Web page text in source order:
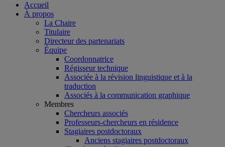
Accueil
À propos
La Chaire
Titulaire
Directeur des partenariats
Équipe
Coordonnatrice
Régisseur technique
Associée à la révision linguistique et à la
traduction
Associés à la communication graphique
Membres
Chercheurs associés
Professeurs-chercheurs en résidence
Stagiaires postdoctoraux
Anciens stagiaires postdoctoraux